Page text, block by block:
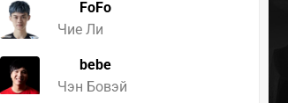
FoFo
Чие Ли
bebe
Чэн Бовэй